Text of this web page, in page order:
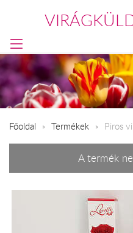
Főoldal Termékek Piros
A termék